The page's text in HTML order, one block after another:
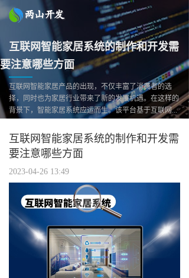
互联网智能家居系统的制作和开发需
要注意哪些方面
互联网智能家居产品的出现，不仅丰富了消费者的选
择，同时也为家居行业带来了新的发展机遇。在这样的
背景下，智能家居系统应运而生。该平台基于互联网...
互联网智能家居系统的制作和开发需
要注意哪些方面
2023-04-26 13:49